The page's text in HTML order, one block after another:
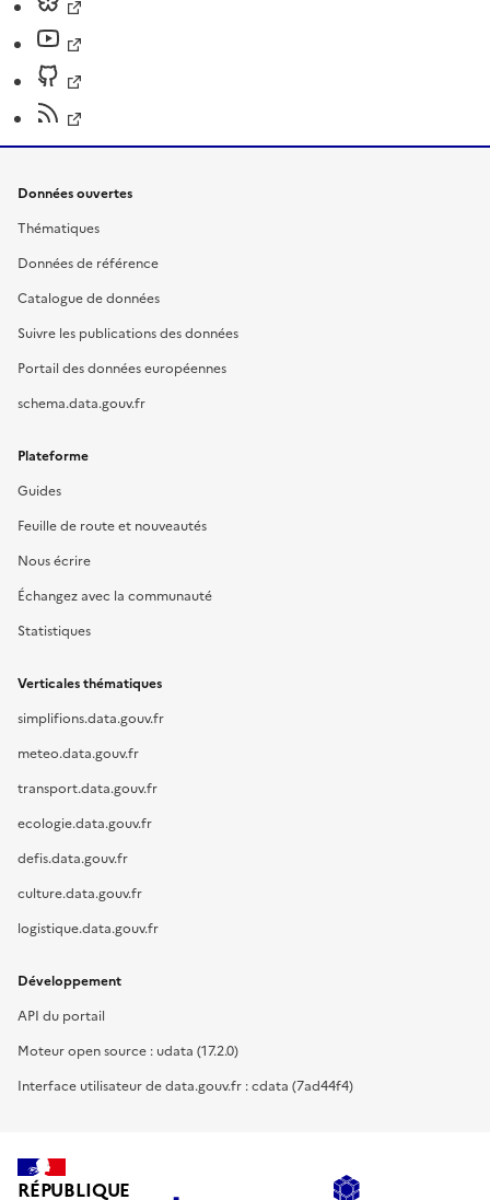
Données ouvertes
Thématiques
Données de référence
Catalogue de données
Suivre les publications des données
Portail des données européennes
schema.data.gouv.fr
Plateforme
Guides
Feuille de route et nouveautés
Nous écrire
Échangez avec la communauté
Statistiques
Verticales thématiques
simplifions.data.gouv.fr
meteo.data.gouv.fr
transport.data.gouv.fr
ecologie.data.gouv.fr
defis.data.gouv.fr
culture.data.gouv.fr
logistique.data.gouv.fr
Développement
API du portail
Moteur open source : udata (17.2.0)
Interface utilisateur de data.gouv.fr : cdata (7ad44f4)
RÉPUBLIQUE